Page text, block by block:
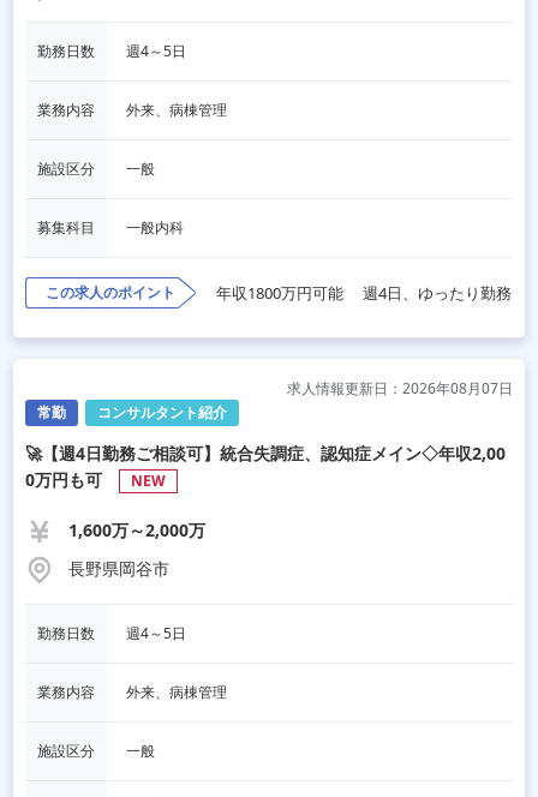
勤務日数 週4～5日
業務内容 外来、病棟管理
施設区分 一般
募集科目 一般内科
この求人のポイント 年収1800万円可能 週4日、ゆったり勤務
常勤 コンサルタント紹介
求人情報更新日：2026年08月07日
🚀【週4日勤務ご相談可】統合失調症、認知症メイン◇年収2,00
0万円も可
NEW
1,600万～2,000万
長野県岡谷市
勤務日数 週4～5日
業務内容 外来、病棟管理
施設区分 一般